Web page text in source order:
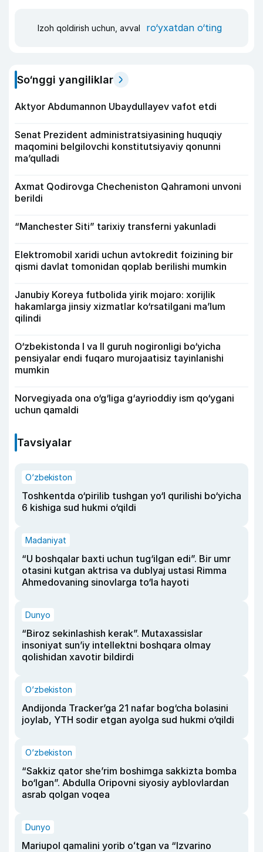
Izoh qoldirish uchun, avval ro‘yxatdan o‘ting
So‘nggi yangiliklar
Aktyor Abdu­mannon Ubaydullayev vafot etdi
Senat Prezident administratsiyasining huquqiy
maqomini belgilovchi konstitutsiyaviy qonunni
ma’qulladi
Axmat Qodirovga Checheniston Qahramoni unvoni
berildi
“Manchester Siti” tarixiy transferni yakunladi
Elektromobil xaridi uchun avtokredit foizining bir
qismi davlat tomonidan qoplab berilishi mumkin
Janubiy Koreya futbolida yirik mojaro: xorijlik
hakamlarga jinsiy xizmatlar ko‘rsatilgani ma’lum
qilindi
O‘zbekistonda I va II guruh nogironligi bo‘yicha
pensiyalar endi fuqaro murojaatisiz tayinlanishi
mumkin
Norvegiyada ona o‘g‘liga g‘ayrioddiy ism qo‘ygani
uchun qamaldi
Tavsiyalar
O‘zbekiston
Toshkentda o‘pirilib tushgan yo‘l qurilishi bo‘yicha
6 kishiga sud hukmi o‘qildi
Madaniyat
“U boshqalar baxti uchun tug‘ilgan edi”. Bir umr
otasini kutgan aktrisa va dublyaj ustasi Rimma
Ahmedovaning sinovlarga to‘la hayoti
Dunyo
“Biroz sekinlashish kerak”. Mutaxassislar
insoniyat sun’iy intellektni boshqara olmay
qolishidan xavotir bildirdi
O‘zbekiston
Andijonda Tracker’ga 21 nafar bog‘cha bolasini
joylab, YTH sodir etgan ayolga sud hukmi o‘qildi
O‘zbekiston
“Sakkiz qator she’rim boshimga sakkizta bomba
bo‘lgan”. Abdulla Oripovni siyosiy ayblovlardan
asrab qolgan voqea
Dunyo
Mariupol qamalini yorib oʻtgan va “Izvarino